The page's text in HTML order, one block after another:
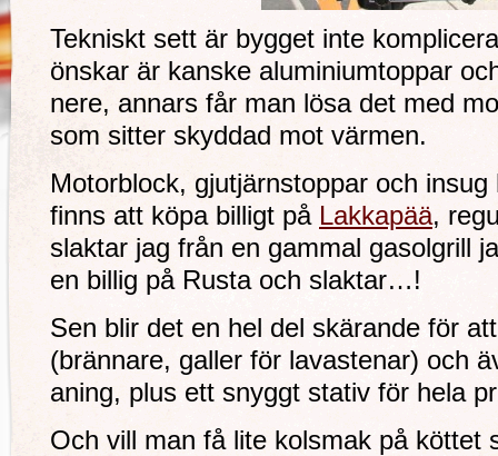
Tekniskt sett är bygget inte
önskar är kanske aluminiumtoppar
nere, annars får man lösa det med
som sitter skyddad mot värmen.
Motorblock, gjutjärnstoppar och
finns att köpa billigt på Lakkapää,
slaktar jag från en gammal gasolgrill
en billig på Rusta och slaktar…!
Sen blir det en hel del skärande för
(brännare, galler för lavastenar) och
aning, plus ett snyggt stativ för hela
Och vill man få lite kolsmak på köttet